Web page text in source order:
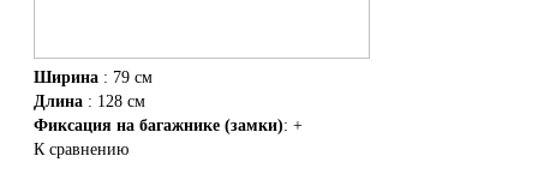
Ширина : 79 см
Длина : 128 см
Фиксация на багажнике (замки): +
К сравнению